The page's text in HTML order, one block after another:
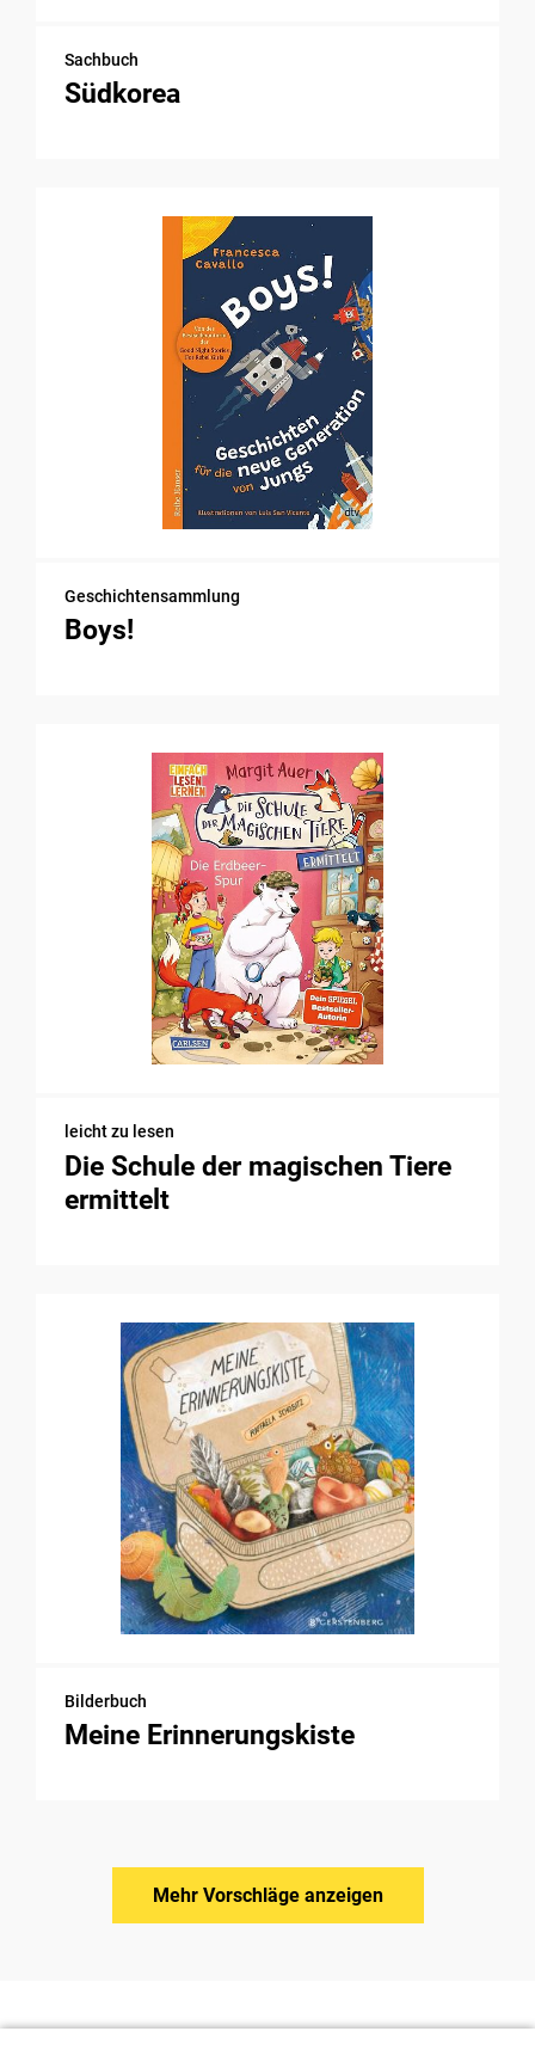
Sachbuch
Südkorea
Geschichtensammlung
Boys!
leicht zu lesen
Die Schule der magischen Tiere
ermittelt
Bilderbuch
Meine Erinnerungskiste
Mehr Vorschläge anzeigen